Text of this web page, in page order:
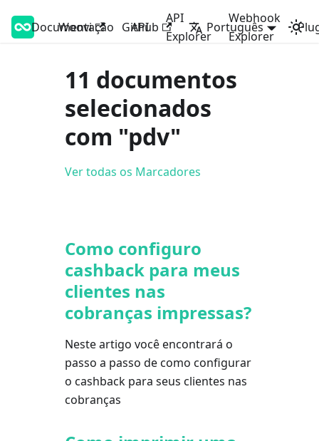
Woovi Developers
Documentação API
API
Explorer
Webhook
Explorer
Woovi Github Português
11 documentos
selecionados
com "pdv"
Ver todas os Marcadores
Como configuro
cashback para meus
clientes nas
cobranças impressas?
Neste artigo você encontrará o
passo a passo de como configurar
o cashback para seus clientes nas
cobranças